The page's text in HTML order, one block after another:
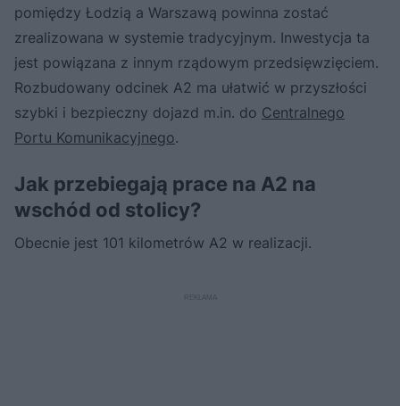
pomiędzy Łodzią a Warszawą powinna zostać
zrealizowana w systemie tradycyjnym. Inwestycja ta
jest powiązana z innym rządowym przedsięwzięciem.
Rozbudowany odcinek A2 ma ułatwić w przyszłości
szybki i bezpieczny dojazd m.in. do Centralnego
Portu Komunikacyjnego.
Jak przebiegają prace na A2 na
wschód od stolicy?
Obecnie jest 101 kilometrów A2 w realizacji.